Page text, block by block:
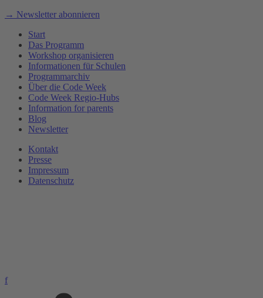
→ Newsletter abonnieren
Start
Das Programm
Workshop organisieren
Informationen für Schulen
Programmarchiv
Über die Code Week
Code Week Regio-Hubs
Information for parents
Blog
Newsletter
Kontakt
Presse
Impressum
Datenschutz
f